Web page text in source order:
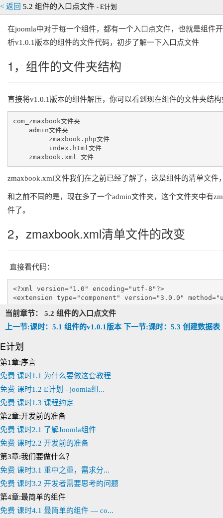
< 返回 5.2 组件的入口点文件 - E计划
在joomla中对于每一个组件，都有一个入口点文件，也就是组件
析v1.0.1版本的组件的文件代码，初步了解一下入口点文件
1，组件的文件夹结构
直接将v1.0.1版本的组件解压，你可以看到现在组件的文件夹结构
com_zmaxbook文件夹
admin文件夹
zmaxbook.php文件
index.html文件
zmaxbook.xml 文件
zmaxbook.xml文件我们在之前已经了解了，这是组件的清单文件
和之前不同的是，现在多了一个admin文件夹，这个文件夹中有
件了。
2，zmaxbook.xml清单文件的改变
直接看代码：
<?xml version="1.0" encoding="utf-8"?>
<extension type="component" version="3.0.0"
	<name>zmaxbook</name>
	<version>1.0.1</version>
	<creationDate>2020-10-28</creationDate>
	<author>ZMAX团队</author>
	<authorEmail>zhang19min88AT163.com</authorEmail>
	<copyright>南宁市程序人软件科技有限责任公司保留所有权利！</copyright>
	<license>http://www.gnu.org/copyleft/gpl.html GNU/GPL</license>
		  ZMAX图书管理解决方案，E计划教程组件
	</description>
		<!-- 后台管理菜单名称-->
		<menu>ZMAX图书管理系统</menu>
		<files folder="admin">
			<filename>index.html</filename>
		</files>
	</administration>
当前章节： 5.2 组件的入口点文件
上一节:课时：5.1 组件的v1.0.1版本 下一节:课时：5.3 创建数据表
E计划
第1章:序言
免费 课时1.1 为什么要做这套教程
免费 课时1.2 E计划 - joomla组...
免费 课时1.3 课程约定
第2章:开发前的准备
免费 课时2.1 了解Joomla组件
免费 课时2.2 开发前的准备
第3章:我们要做什么？
免费 课时3.1 重中之重，需求分...
免费 课时3.2 开发者需要思考的问题
第4章:最简单的组件
免费 课时4.1 最简单的组件 — co...